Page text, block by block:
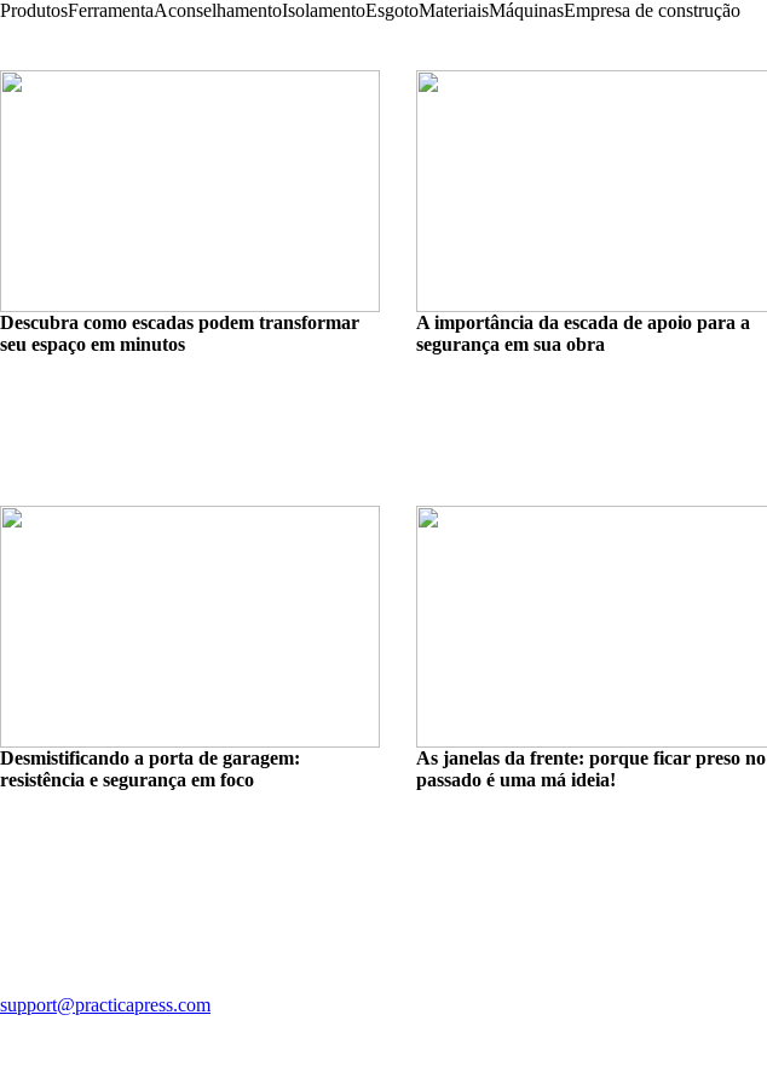
ProdutosFerramentaAconselhamentoIsolamentoEsgotoMateriaisMáquinasEmpresa de construção
Descubra como escadas podem transformar
seu espaço em minutos
A importância da escada de apoio para a
segurança em sua obra
Desmistificando a porta de garagem:
resistência e segurança em foco
As janelas da frente: porque ficar preso no
passado é uma má ideia!
support@practicapress.com